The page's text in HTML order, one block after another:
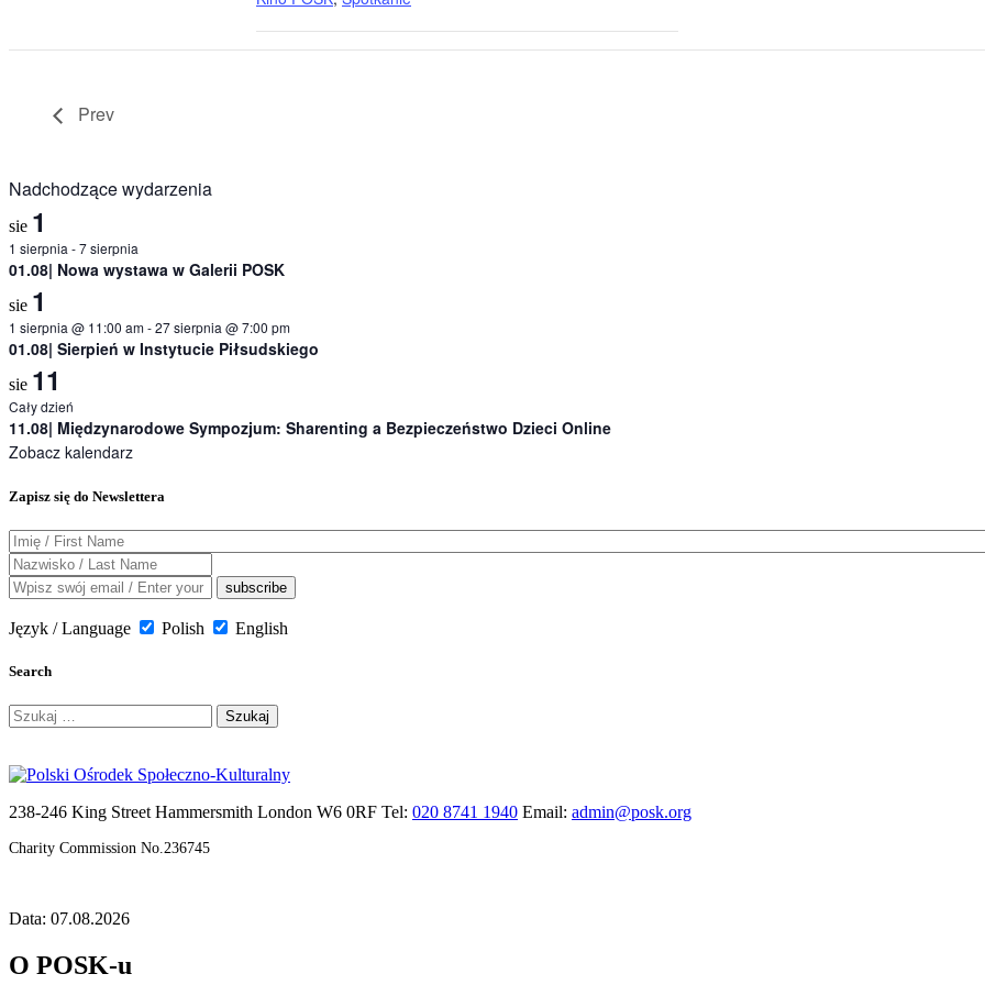
Prev
Nadchodzące wydarzenia
sie 1
1 sierpnia -7 sierpnia
01.08| Nowa wystawa w Galerii POSK
sie 1
1 sierpnia @ 11:00 am-27 sierpnia @ 7:00 pm
01.08| Sierpień w Instytucie Piłsudskiego
sie 11
Cały dzień
11.08| Międzynarodowe Sympozjum: Sharenting a Bezpieczeństwo Dzieci Online
Zobacz kalendarz
Zapisz się do Newslettera
Język / Language Polish English
Search
Szukaj:
238-246 King Street Hammersmith London W6 0RF Tel: 020 8741 1940 Email: admin@posk.org
Charity Commission No.236745
Data: 07.08.2026
O POSK-u